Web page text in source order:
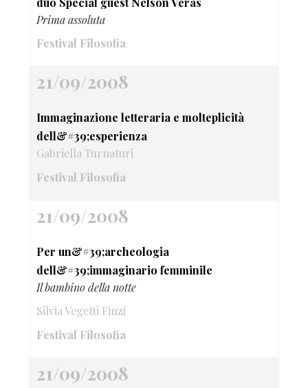
Prima assoluta
Festival Filosofia
21/09/2008
Immaginazione letteraria e molteplicità
dell&#39;esperienza
Gabriella Turnaturi
Festival Filosofia
21/09/2008
Per un&#39;archeologia
dell&#39;immaginario femminile
Il bambino della notte
Silvia Vegetti Finzi
Festival Filosofia
21/09/2008